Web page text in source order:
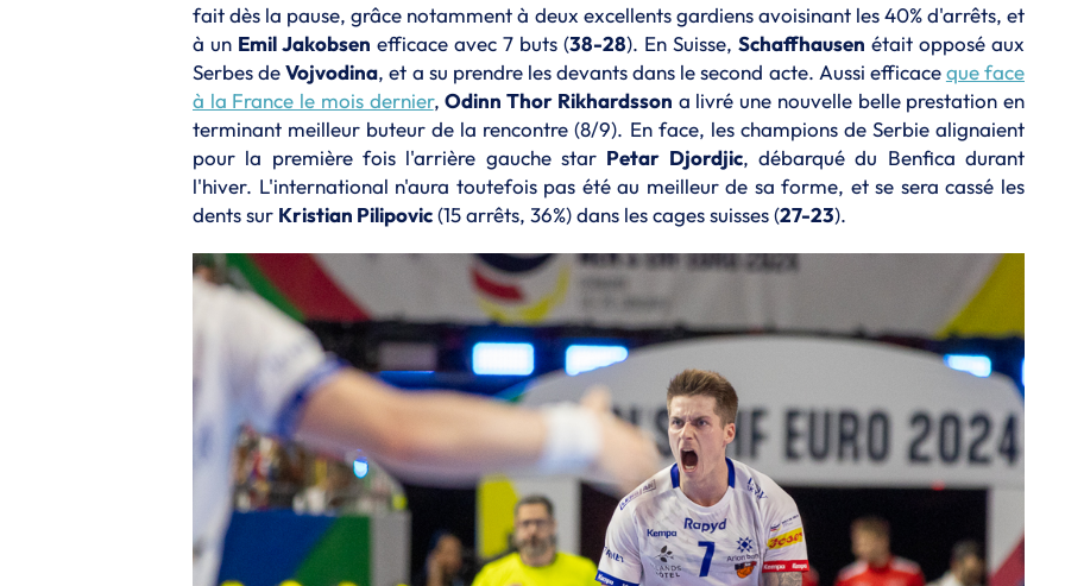
fait dès la pause, grâce notamment à deux excellents gardiens avoisinant les 40% d'arrêts, et
à un Emil Jakobsen efficace avec 7 buts (38-28). En Suisse, Schaffhausen était opposé aux
Serbes deVojvodina, et a su prendre les devants dans le second acte. Aussi efficaceque face
à la France le mois dernier,Odinn Thor Rikhardsson a livré une nouvelle belle prestation en
terminant meilleur buteur de la rencontre (8/9). En face, les champions de Serbie alignaient
pour la première fois l'arrière gauche star Petar Djordjic, débarqué du Benfica durant
l'hiver. L'international n'aura toutefois pas été au meilleur de sa forme, et se sera cassé les
dents sur Kristian Pilipovic(15 arrêts, 36%) dans les cages suisses (27-23).